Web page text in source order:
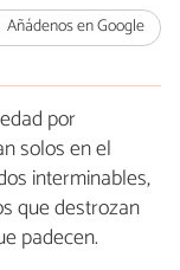
Añádenos en Google
por
solos en el
interminables,
que destrozan
padecen.